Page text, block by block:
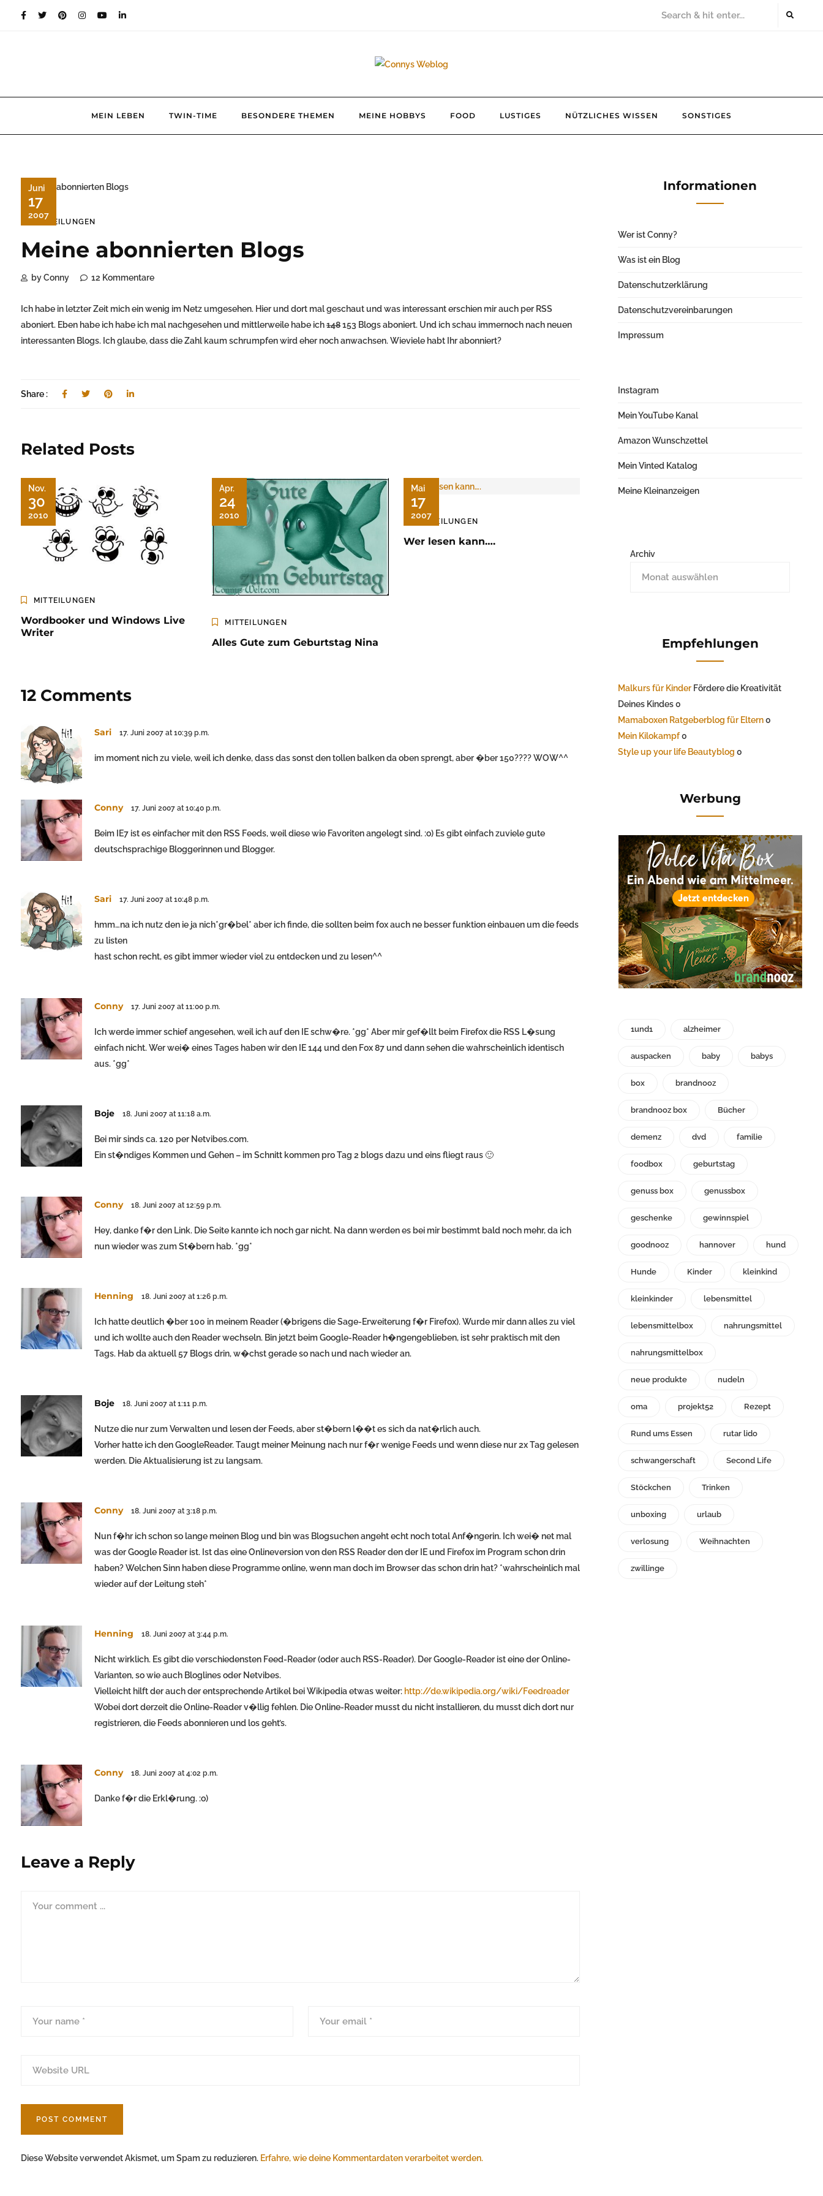
MEIN LEBEN TWIN-TIME BESONDERE THEMEN MEINE HOBBYS FOOD LUSTIGES NÜTZLICHES WISSEN SONSTIGES
Juni
17
2007
MITTEILUNGEN
Meine abonnierten Blogs
by Conny 12 Kommentare
Ich habe in letzter Zeit mich ein wenig im Netz umgesehen. Hier und dort mal geschaut und was interessant erschien mir auch per RSS
aboniert. Eben habe ich habe ich mal nachgesehen und mittlerweile habe ich148153 Blogs aboniert. Und ich schau immernoch nach neuen
interessanten Blogs. Ich glaube, dass die Zahl kaum schrumpfen wird eher noch anwachsen. Wieviele habt Ihr abonniert?
Share :
Related Posts
Nov.
30
2010
MITTEILUNGEN
Wordbooker und Windows Live
Writer
Apr.
24
2010
MITTEILUNGEN
Alles Gute zum Geburtstag Nina
Mai
17
2007
MITTEILUNGEN
Wer lesen kann….
12 Comments
Sari 17. Juni 2007 at 10:39 p.m.
im moment nich zu viele, weil ich denke, dass das sonst den tollen balken da oben sprengt, aber �ber 150???? WOW^^
Conny 17. Juni 2007 at 10:40 p.m.
Beim IE7 ist es einfacher mit den RSS Feeds, weil diese wie Favoriten angelegt sind. :o) Es gibt einfach zuviele gute
deutschsprachige Bloggerinnen und Blogger.
Sari 17. Juni 2007 at 10:48 p.m.
hmm…na ich nutz den ie ja nich*gr�bel* aber ich finde, die sollten beim fox auch ne besser funktion einbauen um die feeds
zu listen
hast schon recht, es gibt immer wieder viel zu entdecken und zu lesen^^
Conny 17. Juni 2007 at 11:00 p.m.
Ich werde immer schief angesehen, weil ich auf den IE schw�re. *gg* Aber mir gef�llt beim Firefox die RSS L�sung
einfach nicht. Wer wei� eines Tages haben wir den IE 144 und den Fox 87 und dann sehen die wahrscheinlich identisch
aus. *gg*
Boje 18. Juni 2007 at 11:18 a.m.
Bei mir sinds ca. 120 per Netvibes.com.
Ein st�ndiges Kommen und Gehen – im Schnitt kommen pro Tag 2 blogs dazu und eins fliegt raus 🙂
Conny 18. Juni 2007 at 12:59 p.m.
Hey, danke f�r den Link. Die Seite kannte ich noch gar nicht. Na dann werden es bei mir bestimmt bald noch mehr, da ich
nun wieder was zum St�bern hab. *gg*
Henning 18. Juni 2007 at 1:26 p.m.
Ich hatte deutlich �ber 100 in meinem Reader (�brigens die Sage-Erweiterung f�r Firefox). Wurde mir dann alles zu viel
und ich wollte auch den Reader wechseln. Bin jetzt beim Google-Reader h�ngengeblieben, ist sehr praktisch mit den
Tags. Hab da aktuell 57 Blogs drin, w�chst gerade so nach und nach wieder an.
Boje 18. Juni 2007 at 1:11 p.m.
Nutze die nur zum Verwalten und lesen der Feeds, aber st�bern l��t es sich da nat�rlich auch.
Vorher hatte ich den GoogleReader. Taugt meiner Meinung nach nur f�r wenige Feeds und wenn diese nur 2x Tag gelesen
werden. Die Aktualisierung ist zu langsam.
Conny 18. Juni 2007 at 3:18 p.m.
Nun f�hr ich schon so lange meinen Blog und bin was Blogsuchen angeht echt noch total Anf�ngerin. Ich wei� net mal
was der Google Reader ist. Ist das eine Onlineversion von den RSS Reader den der IE und Firefox im Program schon drin
haben? Welchen Sinn haben diese Programme online, wenn man doch im Browser das schon drin hat? *wahrscheinlich mal
wieder auf der Leitung steh*
Henning 18. Juni 2007 at 3:44 p.m.
Nicht wirklich. Es gibt die verschiedensten Feed-Reader (oder auch RSS-Reader). Der Google-Reader ist eine der Online-
Varianten, so wie auch Bloglines oder Netvibes.
Vielleicht hilft der auch der entsprechende Artikel bei Wikipedia etwas weiter: http://de.wikipedia.org/wiki/Feedreader
Wobei dort derzeit die Online-Reader v�llig fehlen. Die Online-Reader musst du nicht installieren, du musst dich dort nur
registrieren, die Feeds abonnieren und los geht’s.
Conny 18. Juni 2007 at 4:02 p.m.
Danke f�r die Erkl�rung. :o)
Leave a Reply
Diese Website verwendet Akismet, um Spam zu reduzieren. Erfahre, wie deine Kommentardaten verarbeitet werden.
Informationen
Wer ist Conny?
Was ist ein Blog
Datenschutzerklärung
Datenschutzvereinbarungen
Impressum
Instagram
Mein YouTube Kanal
Amazon Wunschzettel
Mein Vinted Katalog
Meine Kleinanzeigen
Archiv
Empfehlungen
Malkurs für Kinder Fördere die Kreativität
Deines Kindes 0
Mamaboxen Ratgeberblog für Eltern0
Mein Kilokampf0
Style up your life Beautyblog 0
Werbung
1und1 alzheimer
auspacken baby babys
box brandnooz
brandnooz box Bücher
demenz dvd familie
foodbox geburtstag
genuss box genussbox
geschenke gewinnspiel
goodnooz hannover hund
Hunde Kinder kleinkind
kleinkinder lebensmittel
lebensmittelbox nahrungsmittel
nahrungsmittelbox
neue produkte nudeln
oma projekt52 Rezept
Rund ums Essen rutar lido
schwangerschaft Second Life
Stöckchen Trinken
unboxing urlaub
verlosung Weihnachten
zwillinge